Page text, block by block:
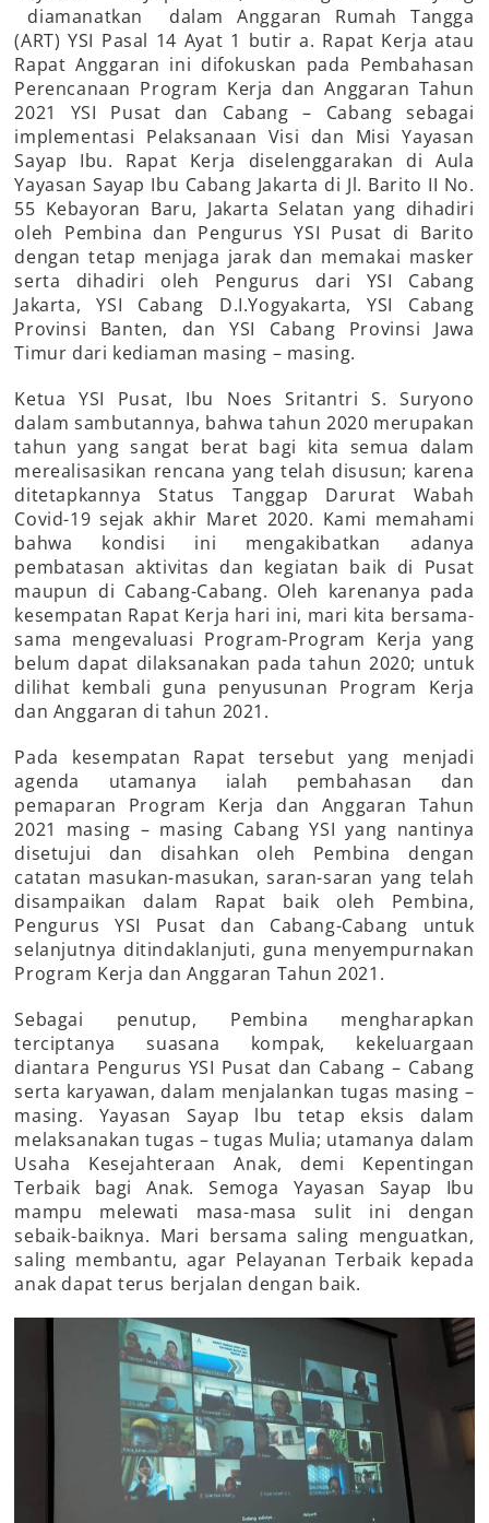
diamanatkan dalam Anggaran Rumah Tangga
(ART) YSI Pasal 14 Ayat 1 butir a. Rapat Kerja atau
Rapat Anggaran ini difokuskan pada Pembahasan
Perencanaan Program Kerja dan Anggaran Tahun
2021 YSI Pusat dan Cabang – Cabang sebagai
implementasi Pelaksanaan Visi dan Misi Yayasan
Sayap Ibu. Rapat Kerja diselenggarakan di Aula
Yayasan Sayap Ibu Cabang Jakarta di Jl. Barito II No.
55 Kebayoran Baru, Jakarta Selatan yang dihadiri
oleh Pembina dan Pengurus YSI Pusat di Barito
dengan tetap menjaga jarak dan memakai masker
serta dihadiri oleh Pengurus dari YSI Cabang
Jakarta, YSI Cabang D.I.Yogyakarta, YSI Cabang
Provinsi Banten, dan YSI Cabang Provinsi Jawa
Timur dari kediaman masing – masing.
Ketua YSI Pusat, Ibu Noes Sritantri S. Suryono
dalam sambutannya, bahwa tahun 2020 merupakan
tahun yang sangat berat bagi kita semua dalam
merealisasikan rencana yang telah disusun; karena
ditetapkannya Status Tanggap Darurat Wabah
Covid-19 sejak akhir Maret 2020. Kami memahami
bahwa kondisi ini mengakibatkan adanya
pembatasan aktivitas dan kegiatan baik di Pusat
maupun di Cabang-Cabang. Oleh karenanya pada
kesempatan Rapat Kerja hari ini, mari kita bersama-
sama mengevaluasi Program-Program Kerja yang
belum dapat dilaksanakan pada tahun 2020; untuk
dilihat kembali guna penyusunan Program Kerja
dan Anggaran di tahun 2021.
Pada kesempatan Rapat tersebut yang menjadi
agenda utamanya ialah pembahasan dan
pemaparan Program Kerja dan Anggaran Tahun
2021 masing – masing Cabang YSI yang nantinya
disetujui dan disahkan oleh Pembina dengan
catatan masukan-masukan, saran-saran yang telah
disampaikan dalam Rapat baik oleh Pembina,
Pengurus YSI Pusat dan Cabang-Cabang untuk
selanjutnya ditindaklanjuti, guna menyempurnakan
Program Kerja dan Anggaran Tahun 2021.
Sebagai penutup, Pembina mengharapkan
terciptanya suasana kompak, kekeluargaan
diantara Pengurus YSI Pusat dan Cabang – Cabang
serta karyawan, dalam menjalankan tugas masing –
masing. Yayasan Sayap lbu tetap eksis dalam
melaksanakan tugas – tugas Mulia; utamanya dalam
Usaha Kesejahteraan Anak, demi Kepentingan
Terbaik bagi Anak. Semoga Yayasan Sayap Ibu
mampu melewati masa-masa sulit ini dengan
sebaik-baiknya. Mari bersama saling menguatkan,
saling membantu, agar Pelayanan Terbaik kepada
anak dapat terus berjalan dengan baik.